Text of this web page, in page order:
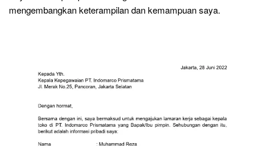
mengembangkan keterampilan dan kemampuan saya.